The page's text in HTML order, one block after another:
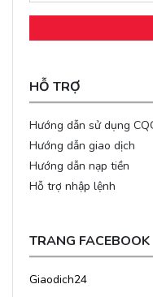
HỖ TRỢ
Hướng dẫn sử dụng
Hướng dẫn giao dịch
Hướng dẫn nạp tiền
Hỗ trợ nhập lệnh
TRANG FACEBOOK
Giaodich24